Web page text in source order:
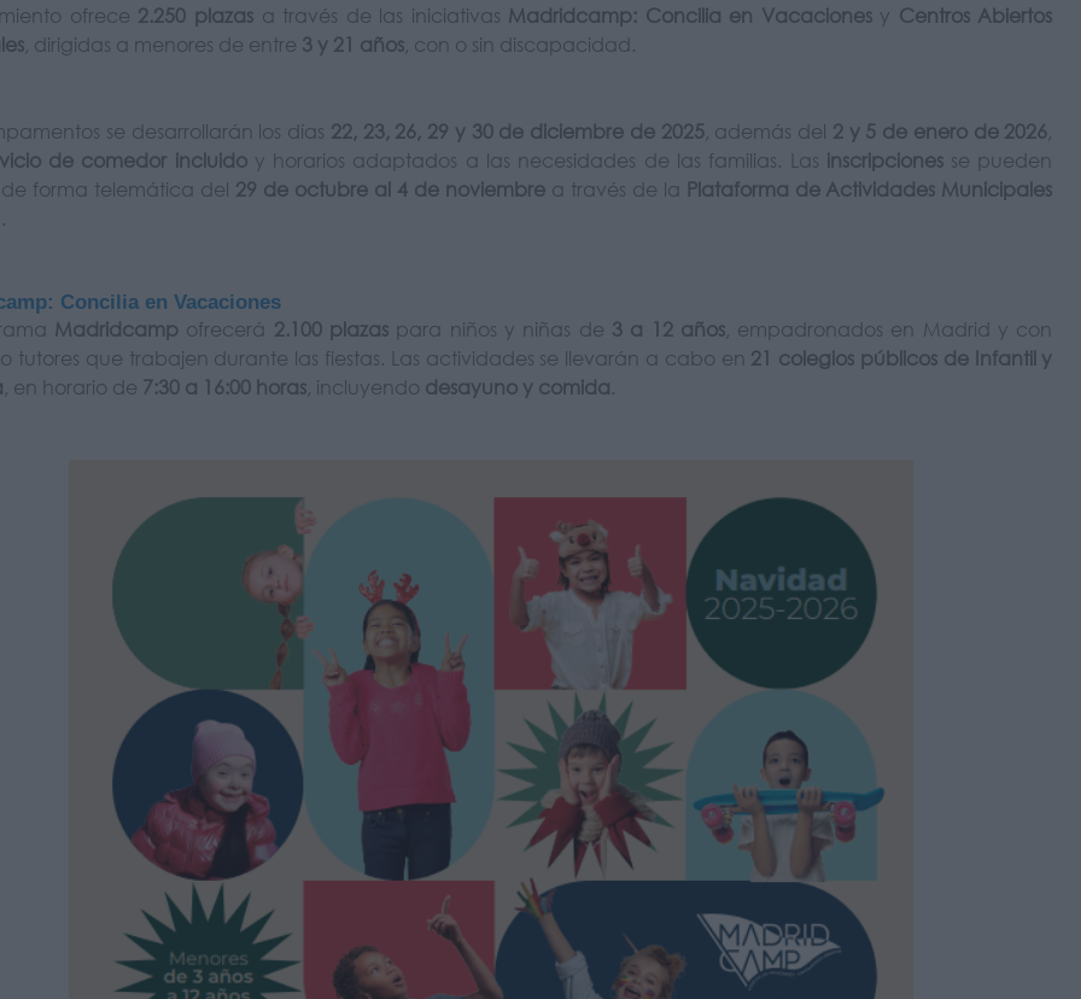
ofrece 2.250 plazas a través de las iniciativas Madridcamp: Concilia en Vacacionesy Centros Abiertos
, dirigidas a menores de entre 3 y 21 años , con o sin discapacidad.
se desarrollarán los días 22, 23, 26, 29 y 30 de diciembre de 2025, además del 2 y 5 de enero de 2026
de comedor incluidoy horarios adaptados a las necesidades de las familias. Las inscripcionesse pueden
de forma telemática del 29 de octubre al 4 de noviembrea través de la Plataforma de Actividades Municipales
.
Concilia en Vacaciones
Madridcamp ofrecerá 2.100 plazaspara niños y niñas de 3 a 12 años, empadronados en Madrid y con
tutores que trabajen durante las fiestas. Las actividades se llevarán a cabo en 21 colegios públicos de Infantil y
, en horario de 7:30 a 16:00 horas , incluyendo desayuno y comida.